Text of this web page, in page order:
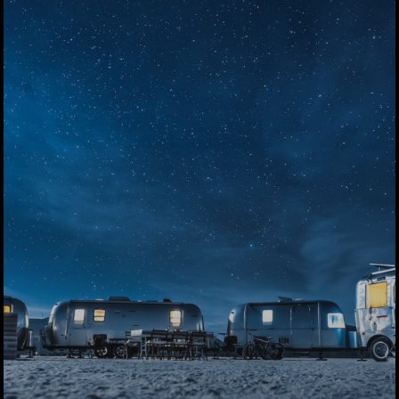
祭
ハイパー縁側@車山
Archives
Archives リスト表示
Category
アート／文化／音楽
クラフト
コミュニティ／まちづ
ビジネス／起業／経営
医療／健康／福祉
アクセス
お問い合わせ
About Hyper Engawa
E:info@hyper-
F: